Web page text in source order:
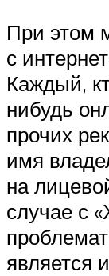
При этом
с
Каждый,
нибудь
прочих
имя
на
случае с
является